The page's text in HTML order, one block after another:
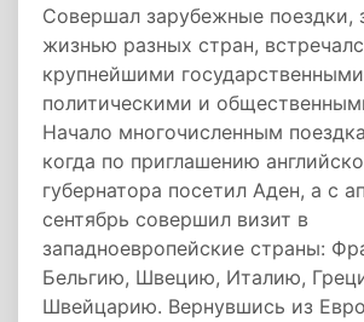
Совершал зарубежные поездки,
жизнью разных стран,
крупнейшими
политическими и
Начало многочисленным
когда по приглашению
губернатора посетил Аден, а с
сентябрь совершил визит в
западноевропейские страны:
Бельгию, Швецию, Италию,
Швейцарию. Вернувшись из